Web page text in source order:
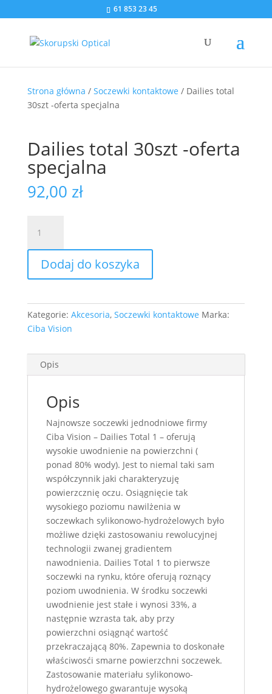
61 853 23 45
Strona główna / Soczewki kontaktowe / Dailies total
30szt -oferta specjalna
Dailies total 30szt -oferta
specjalna
92,00 zł
Dailies
total
30szt
-
specjalna
Dodaj do koszyka
Kategorie: Akcesoria, Soczewki kontaktowe Marka:
Ciba Vision
Opis
Opis
Najnowsze soczewki jednodniowe firmy
Ciba Vision – Dailies Total 1 – oferują
wysokie uwodnienie na powierzchni (
ponad 80% wody). Jest to niemal taki sam
współczynnik jaki charakteryzuję
powierzcznię oczu. Osiągnięcie tak
wysokiego poziomu nawilżenia w
soczewkach sylikonowo-hydrożelowych było
możliwe dzięki zastosowaniu rewolucyjnej
technologii zwanej gradientem
nawodnienia. Dailies Total 1 to pierwsze
soczewki na rynku, które oferują roznący
poziom uwodnienia. W środku soczewki
uwodnienie jest stałe i wynosi 33%, a
następnie wzrasta tak, aby przy
powierzchni osiągnąć wartość
przekraczającą 80%. Zapewnia to doskonałe
właściwosći smarne powierzchni soczewek.
Zastosowanie materiału sylikonowo-
hydrożelowego gwarantuje wysoką